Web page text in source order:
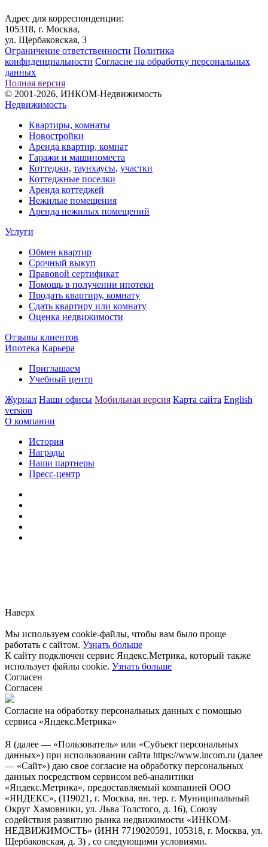
Адрес для корреспонденции:
105318, г. Москва,
ул. Щербаковская, 3
Ограничение ответственности Политика
конфиденциальности Согласие на обработку персональных
данных
Полная версия
© 2001-2026, ИНКОМ-Недвижимость
Недвижимость
Квартиры, комнаты
Новостройки
Аренда квартир, комнат
Гаражи и машиноместа
Коттеджи, таунхаусы, участки
Коттеджные поселки
Аренда коттеджей
Нежилые помещения
Аренда нежилых помещений
Услуги
Обмен квартир
Срочный выкуп
Правовой сертификат
Помощь в получении ипотеки
Продать квартиру, комнату
Сдать квартиру или комнату
Оценка недвижимости
Отзывы клиентов
Ипотека Карьера
Приглашаем
Учебный центр
Журнал Наши офисы Мобильная версия Карта сайта English
version
О компании
История
Награды
Наши партнеры
Пресс-центр
Наверх
Мы используем cookie-файлы, чтобы вам было проще
работать с сайтом. Узнать больше
К сайту подключен сервис Яндекс.Метрика, который также
использует файлы cookie. Узнать больше
Согласен
Согласен
Согласие на обработку персональных данных с помощью
сервиса «Яндекс.Метрика»
Я (далее — «Пользователь» или «Субъект персональных
данных») при использовании сайта https://www.incom.ru (далее
— «Сайт») даю свое согласие на обработку персональных
данных посредством сервисом веб-аналитики
«Яндекс.Метрика», предоставляемый компанией ООО
«ЯНДЕКС», (119021, г. Москва, вн. тер. г. Муниципальный
Округ Хамовники, ул. Льва Толстого, д. 16), Союзу
содействия развитию рынка недвижимости «ИНКОМ-
НЕДВИЖИМОСТЬ» (ИНН 7719020591, 105318, г. Москва, ул.
Щербаковская, д. 3) , со следующими условиями.